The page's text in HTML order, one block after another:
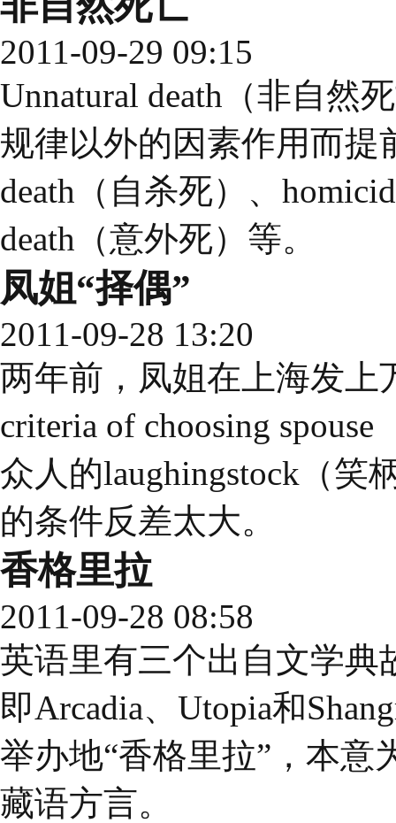
2011-09-29 09:15
Unnatural death（非自然
规律以外的因素作用而提
death（自杀死）、
death（意外死）等。
凤姐“择偶”
2011-09-28 13:20
两年前，凤姐在上海发上
criteria of choosing
众人的laughingstock（笑
的条件反差太大。
香格里拉
2011-09-28 08:58
英语里有三个出自文学典
即Arcadia、Utopia和
举办地“香格里拉”，本意
藏语方言。